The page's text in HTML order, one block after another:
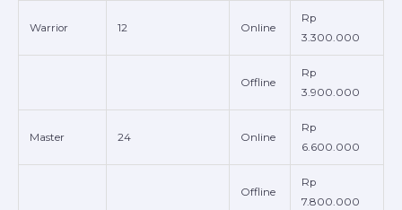
Warrior 12 Online
Rp
3.300.000
Offline
Rp
3.900.000
Master 24 Online
Rp
6.600.000
Offline
Rp
7.800.000